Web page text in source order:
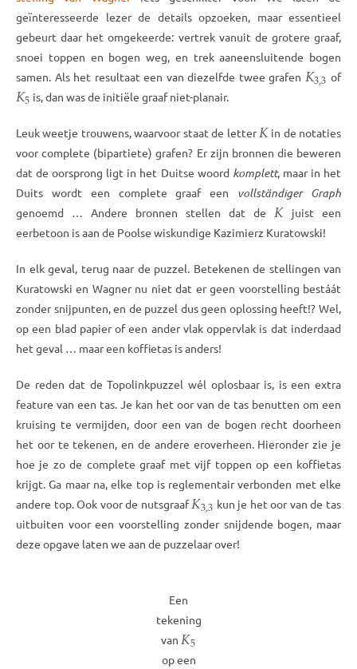
geïnteresseerde lezer de details opzoeken, maar essentieel
gebeurt daar het omgekeerde: vertrek vanuit de grotere graaf,
snoei toppen en bogen weg, en trek aaneensluitende bogen
samen. Als het resultaat een van diezelfde twee grafen 𝐾3,3 of
𝐾5 is, dan was de initiële graaf niet-planair.
Leuk weetje trouwens, waarvoor staat de letter𝐾in de notaties
voor complete (bipartiete) grafen? Er zijn bronnen die beweren
dat de oorsprong ligt in het Duitse woord komplett, maar in het
Duits wordt een complete graaf een vollständiger Graph
genoemd … Andere bronnen stellen dat de 𝐾juist een
eerbetoon is aan de Poolse wiskundige Kazimierz Kuratowski!
In elk geval, terug naar de puzzel. Betekenen de stellingen van
Kuratowski en Wagner nu niet dat er geen voorstelling bestáát
zonder snijpunten, en de puzzel dus geen oplossing heeft!? Wel,
op een blad papier of een ander vlak oppervlak is dat inderdaad
het geval … maar een koffietas is anders!
De reden dat de Topolinkpuzzel wél oplosbaar is, is een extra
feature van een tas. Je kan het oor van de tas benutten om een
kruising te vermijden, door een van de bogen recht doorheen
het oor te tekenen, en de andere eroverheen. Hieronder zie je
hoe je zo de complete graaf met vijf toppen op een koffietas
krijgt. Ga maar na, elke top is reglementair verbonden met elke
andere top. Ook voor de nutsgraaf𝐾3,3 kun je het oor van de tas
uitbuiten voor een voorstelling zonder snijdende bogen, maar
deze opgave laten we aan de puzzelaar over!
Een
tekening
van 𝐾5
op een